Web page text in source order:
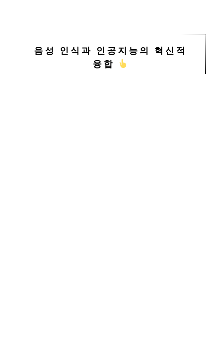
음성 인식과 인공지능의 혁신적
융합